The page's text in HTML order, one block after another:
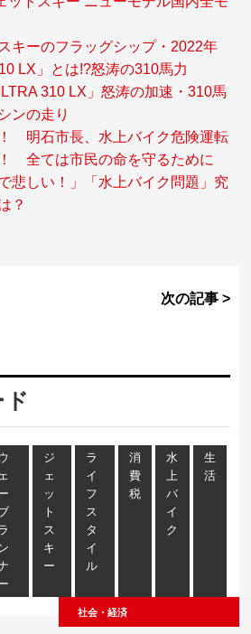
キーのフラッグシップ・2022年
LX」とは!?怒涛の310馬力
310 LX」怒涛の加速・310馬
ンの走り
明石市長、水上バイク危険運転
全ては市民の命を守るために
悲しい！」「水上バイク問題」究
？
次の記事 >
ェ
ン
ジ
ェ
ッ
ト
ス
キ
ー
ラ
イ
フ
ス
タ
イ
ル
消
費
税
水
上
バ
イ
ク
生
活
社会・経済